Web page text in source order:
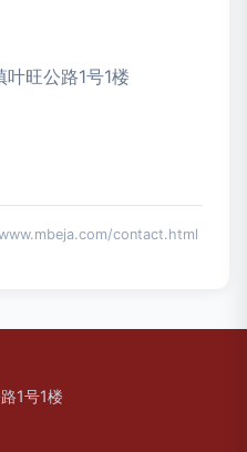
旺公路1号1楼
contact.html
1号1楼